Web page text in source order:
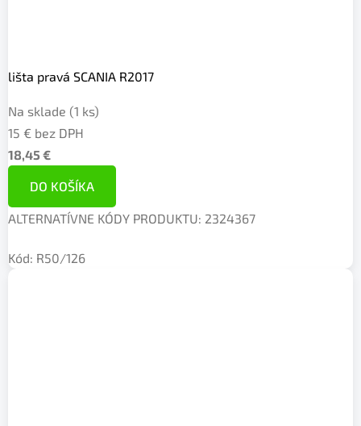
lišta pravá SCANIA R2017
Na sklade (1 ks)
15 € bez DPH
18,45 €
DO KOŠÍKA
ALTERNATÍVNE KÓDY PRODUKTU: 2324367
Kód: R50/126